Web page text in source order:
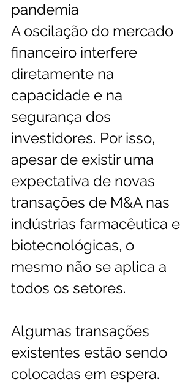
pandemia
A oscilação do mercado
financeiro interfere
diretamente na
capacidade e na
segurança dos
investidores. Por isso,
apesar de existir uma
expectativa de novas
transações de M&A nas
indústrias farmacêutica e
biotecnológicas, o
mesmo não se aplica a
todos os setores.
Algumas transações
existentes estão sendo
colocadas em espera.